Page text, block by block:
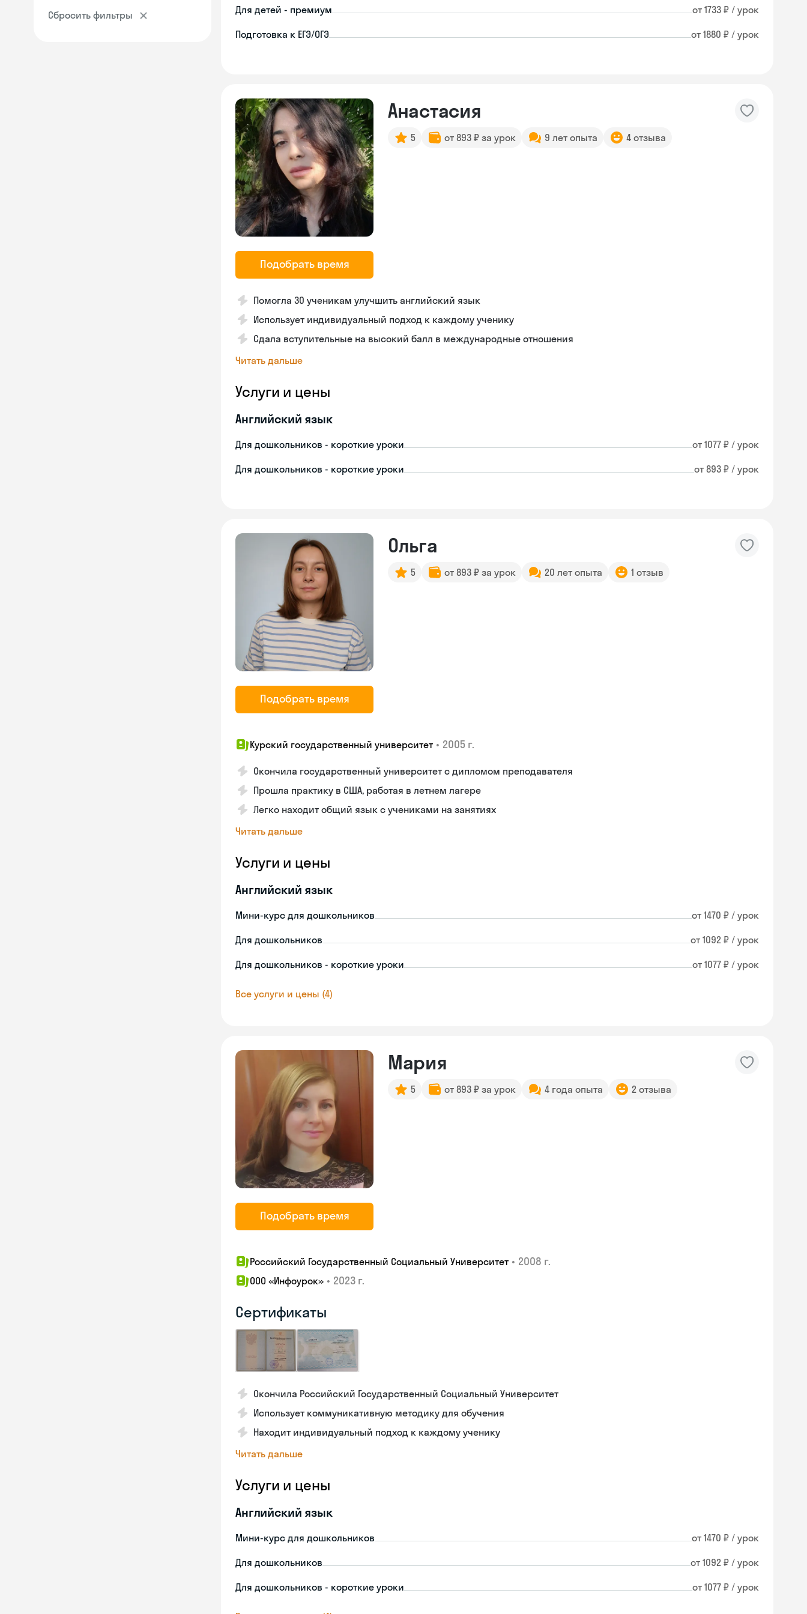
Сбросить фильтры Для детей - премиум от 1733 ₽ / урок
Подготовка к ЕГЭ/ОГЭ от 1880 ₽ / урок
Подобрать время
Анастасия
5 от 893 ₽ за урок 9 лет опыта 4 отзыва
Помогла 30 ученикам улучшить английский язык
Использует индивидуальный подход к каждому ученику
Сдала вступительные на высокий балл в международные отношения
Читать дальше
Услуги и цены
Английский язык
Для дошкольников - короткие уроки от 1077 ₽ / урок
Для дошкольников - короткие уроки от 893 ₽ / урок
Подобрать время
Ольга
5 от 893 ₽ за урок 20 лет опыта 1 отзыв
Курский государственный университет • 2005 г.
Окончила государственный университет с дипломом преподавателя
Прошла практику в США, работая в летнем лагере
Легко находит общий язык с учениками на занятиях
Читать дальше
Услуги и цены
Английский язык
Мини-курс для дошкольников от 1470 ₽ / урок
Для дошкольников от 1092 ₽ / урок
Для дошкольников - короткие уроки от 1077 ₽ / урок
Все услуги и цены (4)
Подобрать время
Мария
5 от 893 ₽ за урок 4 года опыта 2 отзыва
Российский Государственный Социальный Университет • 2008 г.
ООО «Инфоурок» • 2023 г.
Сертификаты
Окончила Российский Государственный Социальный Университет
Использует коммуникативную методику для обучения
Находит индивидуальный подход к каждому ученику
Читать дальше
Услуги и цены
Английский язык
Мини-курс для дошкольников от 1470 ₽ / урок
Для дошкольников от 1092 ₽ / урок
Для дошкольников - короткие уроки от 1077 ₽ / урок